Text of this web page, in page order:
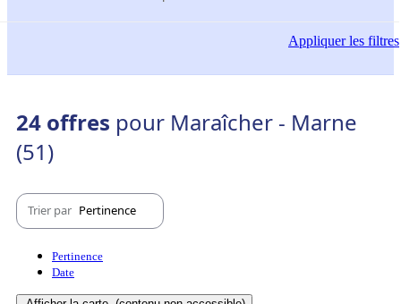
Appliquerles filtres
24 offres pour Maraîcher - Marne
(51)
Trier par Pertinence
Pertinence
Date